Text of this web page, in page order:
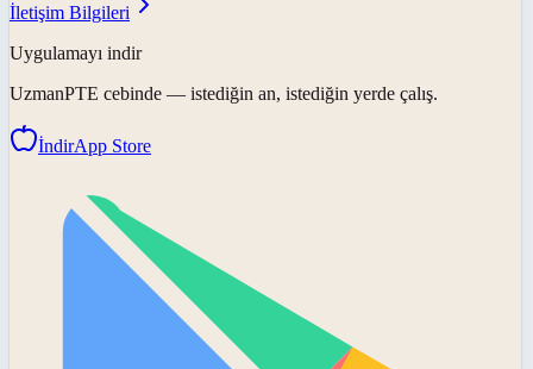
İletişim Bilgileri
Uygulamayı indir
UzmanPTE cebinde — istediğin an, istediğin yerde çalış.
İndirApp Store